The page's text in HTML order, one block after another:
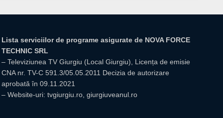
Lista serviciilor de programe asigurate de NOVA FORCE
TECHNIC SRL
– Televiziunea TV Giurgiu (Local Giurgiu), Licența de emisie
CNA nr. TV-C 591.3/05.05.2011 Decizia de autorizare
aprobată în 09.11.2021
– Website-uri: tvgiurgiu.ro, giurgiuveanul.ro